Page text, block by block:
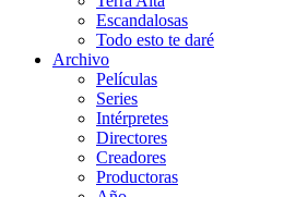
Escandalosas
Todo esto te daré
Archivo
Películas
Series
Intérpretes
Directores
Creadores
Productoras